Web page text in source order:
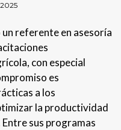
un referente en asesoría
con especial
es
a los
la productividad
sus programas